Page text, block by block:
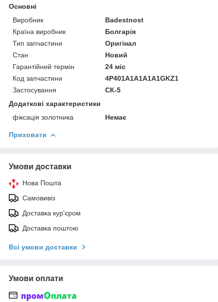
Основні
Виробник
Badestnost
Країна виробник
Болгарія
Тип запчастини
Оригінал
Стан
Новий
Гарантійний термін
24 міс
Код запчастини
4P401A1A1A1A1GKZ1
Застосування
СК-5
Додаткові характеристики
фіксація золотника
Немає
Приховати
Умови доставки
Нова Пошта
Самовивіз
Доставка кур'єром
Доставка поштою
Всі умови доставки
Умови оплати